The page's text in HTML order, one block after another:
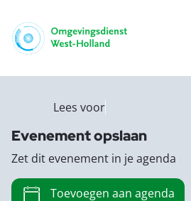
Lees voor
Evenement opslaan
Zet dit evenement in je agenda
Toevoegen aan agenda